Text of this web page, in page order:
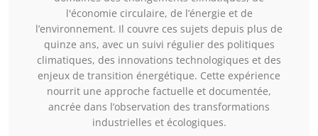
l'économie circulaire, de l’énergie et de
l’environnement. Il couvre ces sujets depuis plus de
quinze ans, avec un suivi régulier des politiques
climatiques, des innovations technologiques et des
enjeux de transition énergétique. Cette expérience
nourrit une approche factuelle et documentée,
ancrée dans l’observation des transformations
industrielles et écologiques.